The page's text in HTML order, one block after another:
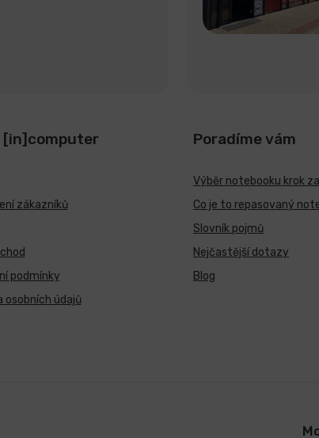
[in]computer
zákazníků
podmínky
osobních údajů
Poradíme vám
Výběr notebooku krok
Co je to repasovaný
Slovník pojmů
Nejčastější dotazy
Blog